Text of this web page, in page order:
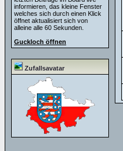
informieren, das kleine Fenster
welches sich durch einen Klick
öffnet aktualisiert sich von
alleine alle 60 Sekunden.
Guckloch öffnen
Zufallsavatar